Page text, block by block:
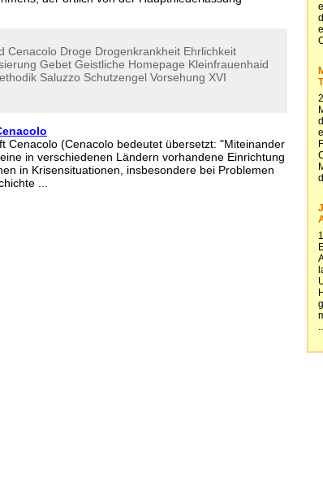
Cenacolo Droge Drogenkrankheit Ehrlichkeit
Gebet Geistliche Homepage Kleinfrauenhaid
Saluzzo Schutzengel Vorsehung XVI
Cenacolo (Cenacolo bedeutet übersetzt: "Miteinander
in verschiedenen Ländern vorhandene Einrichtung
in Krisensituationen, insbesondere bei Problemen
...